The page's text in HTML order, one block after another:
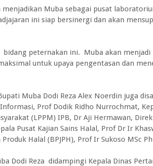
menjadikan Muba sebagai pusat
ini siap bersinergi dan akan
bidang peternakan ini. Muba akan menjadi
untuk upaya pengentasan dan
Muba Dodi Reza Alex Noerdin juga
Prof Dodik Ridho Nurrochmat,
(LPPM) IPB, Dr Aji Hermawan,
Pusat Kajian Sains Halal, Prof Dr Ir
Halal (BPJPH), Prof Ir Sukoso MSc
Dodi Reza didampingi Kepala Dinas